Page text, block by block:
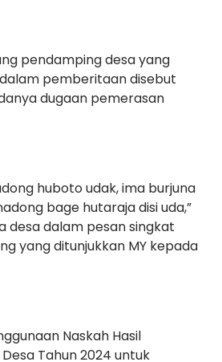
pendamping desa yang
pemberitaan disebut
dugaan pemerasan
huboto udak, ima burjuna
bage hutaraja disi uda,”
desa dalam pesan singkat
yang ditunjukkan MY kepada
Naskah Hasil
Tahun 2024 untuk